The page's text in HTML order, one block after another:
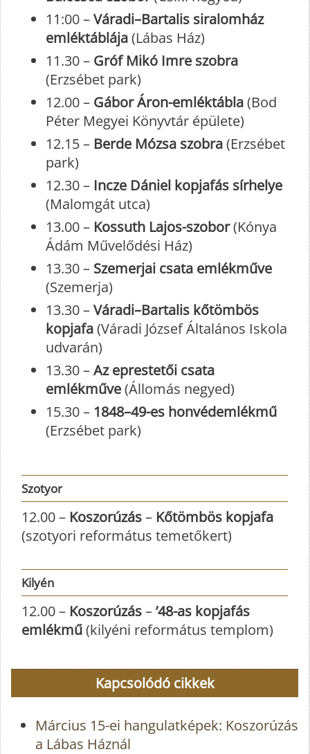
11:00 –Váradi–Bartalis siralomház
emléktáblája(Lábas Ház)
11.30 – Gróf Mikó Imre szobra
(Erzsébet park)
12.00 – Gábor Áron-emléktábla(Bod
Péter Megyei Könyvtár épülete)
12.15 – Berde Mózsa szobra(Erzsébet
park)
12.30 – Incze Dániel kopjafás sírhelye
(Malomgát utca)
13.00 – Kossuth Lajos-szobor(Kónya
Ádám Művelődési Ház)
13.30 – Szemerjai csata emlékműve
(Szemerja)
13.30 –Váradi–Bartalis kőtömbös
kopjafa(Váradi József Általános Iskola
udvarán)
13.30 –Az eprestetői csata
emlékműve(Állomás negyed)
15.30 – 1848–49-es honvédemlékmű
(Erzsébet park)
Szotyor
12.00 – Koszorúzás– Kőtömbös kopjafa
(szotyori református temetőkert)
Kilyén
12.00 – Koszorúzás–’48-as kopjafás
emlékmű(kilyéni református templom)
Kapcsolódó cikkek
Március 15-ei hangulatképek: Koszorúzás
a Lábas Háznál